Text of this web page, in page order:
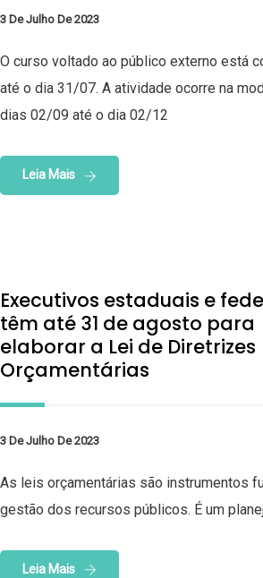
3 De Julho De 2023
O curso voltado ao público externo está
até o dia 31/07. A atividade ocorre na
dias 02/09 até o dia 02/12
Leia Mais
Executivos estaduais e
têm até 31 de agosto para
elaborar a Lei de Diretrizes
Orçamentárias
3 De Julho De 2023
As leis orçamentárias são instrumentos
gestão dos recursos públicos. É um
Leia Mais